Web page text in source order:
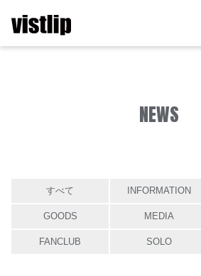
NEWS
すべて INFORMATION
GOODS MEDIA
FANCLUB SOLO